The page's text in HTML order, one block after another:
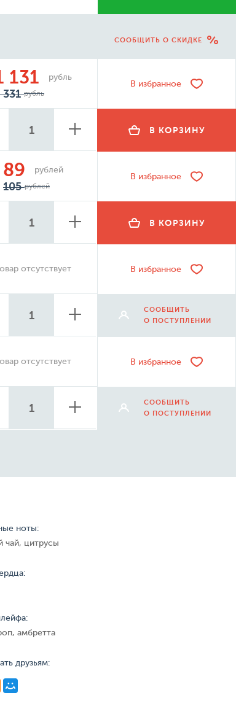
СООБЩИТЬ О СКИДКЕ
131 рубль
331рубль
В избранное
В КОРЗИНУ
89 рублей
105рублей
В избранное
В КОРЗИНУ
отсутствует В избранное
СООБЩИТЬ
О ПОСТУПЛЕНИИ
отсутствует В избранное
СООБЩИТЬ
О ПОСТУПЛЕНИИ
ноты:
чай, цитрусы
амбретта
друзьям: